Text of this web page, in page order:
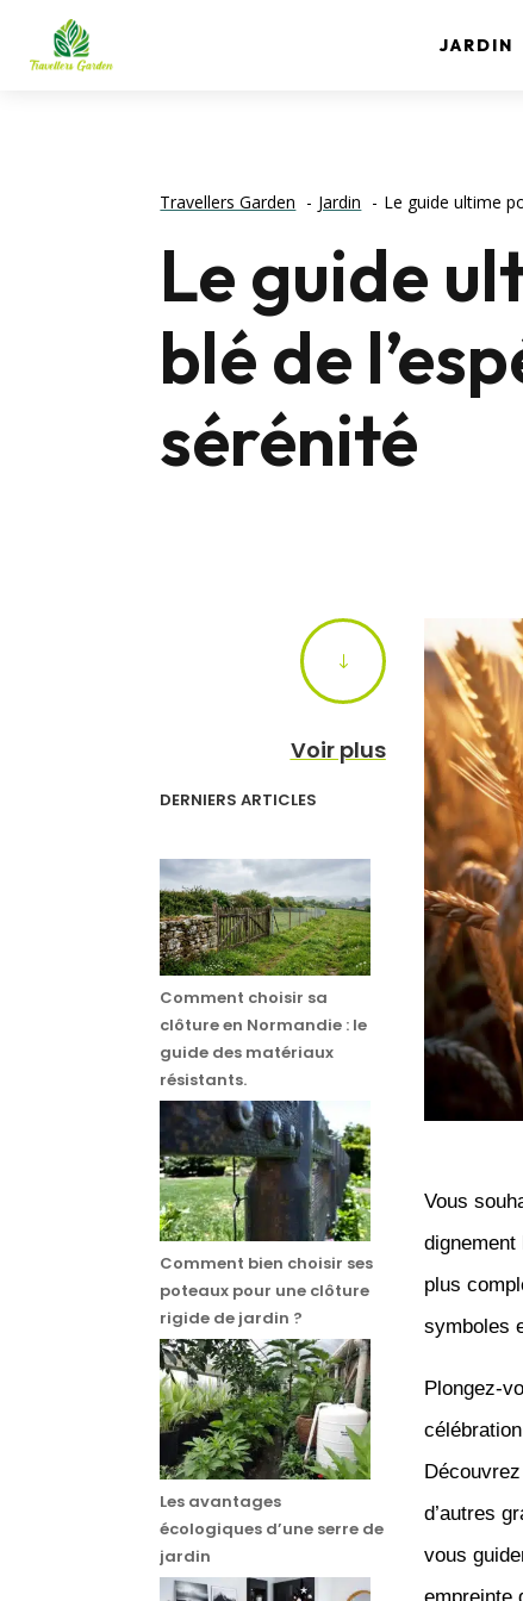
JARDIN
Travellers Garden Jardin Le guide ultime
Le guide
blé de
sérénité
"
Voir plus
DERNIERS ARTICLES
Comment choisir sa
clôture en Normandie : le
guide des matériaux
résistants.
Comment bien choisir ses
poteaux pour une clôture
rigide de jardin ?
Les avantages
écologiques d’une serre de
jardin
Vous
plus
symboles
Plongez-
d’autres
vous